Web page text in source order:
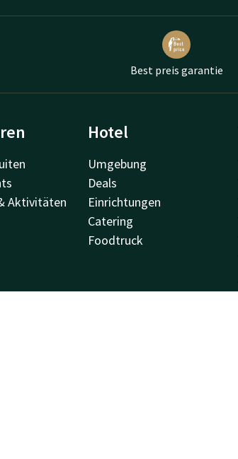
Best preis garantie
Aktivitäten
Hotel
Umgebung
Deals
Einrichtungen
Catering
Foodtruck